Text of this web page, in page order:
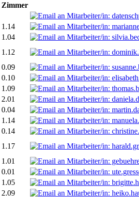
Zimmer
1.14
1.04
1.12
0.09
0.10
1.09
2.01
0.04
1.14
0.14
1.17
1.01
0.01
1.05
2.09